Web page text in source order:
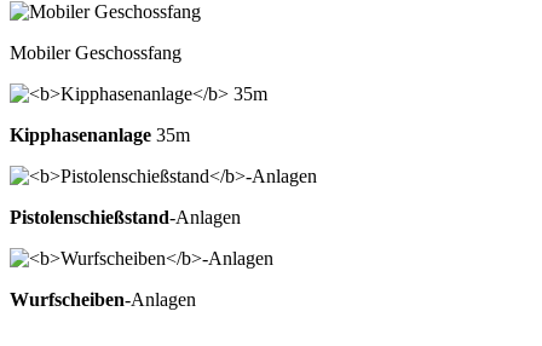
Mobiler Geschossfang
Kipphasenanlage 35m
Pistolenschießstand-Anlagen
Wurfscheiben-Anlagen